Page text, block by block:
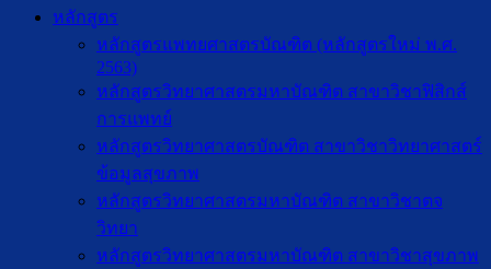
หลักสูตร
หลักสูตรแพทยศาสตรบัณฑิต (หลักสูตรใหม่ พ.ศ.
2563)
หลักสูตรวิทยาศาสตรมหาบัณฑิต สาขาวิชาฟิสิกส์
การแพทย์
หลักสูตรวิทยาศาสตรบัณฑิต สาขาวิชาวิทยาศาสตร์
ข้อมูลสุขภาพ
หลักสูตรวิทยาศาสตรมหาบัณฑิต สาขาวิชาตจ
วิทยา
หลักสูตรวิทยาศาสตรมหาบัณฑิต สาขาวิชาสุขภาพ